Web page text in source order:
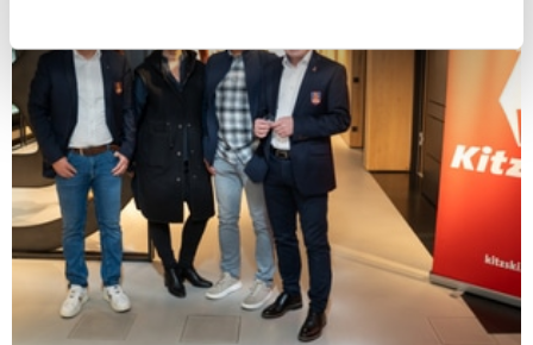
bestimmten Merkmalen (Fingerprinting) identifizieren
Erfahren Sie mehr darüber, wie Ihre persönlichen Daten
verarbeitet werden, und legen Sie Ihre Präferenzen im
Abschnitt Einzelheitenfest.
Wir verwenden Cookies, um Inhalte und Anzeigen zu
personalisieren, Funktionen für soziale Medien anbieten
zu können und die Zugriffe auf unsere Website zu
analysieren. Außerdem geben wir Informationen zu Ihrer
Verwendung unserer Website an unsere Partner für